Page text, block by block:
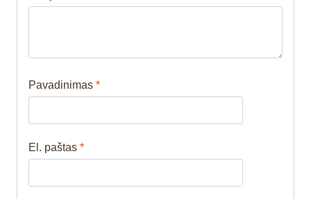
Pavadinimas *
El. paštas *